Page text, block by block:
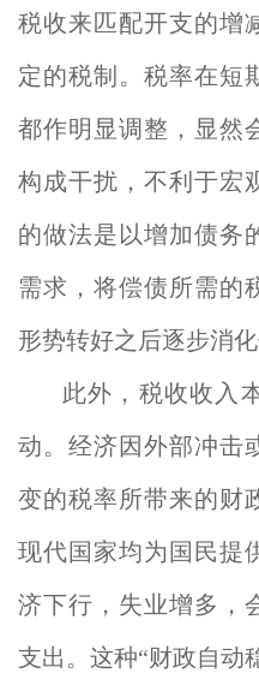
税收来匹配开支的增
定的税制。税率在短
都作明显调整，显然
构成干扰，不利于宏
的做法是以增加债务
需求，将偿债所需的
形势转好之后逐步消化
此外，税收收入
动。经济因外部冲击
变的税率所带来的财
现代国家均为国民提
济下行，失业增多，
支出。这种“财政自动